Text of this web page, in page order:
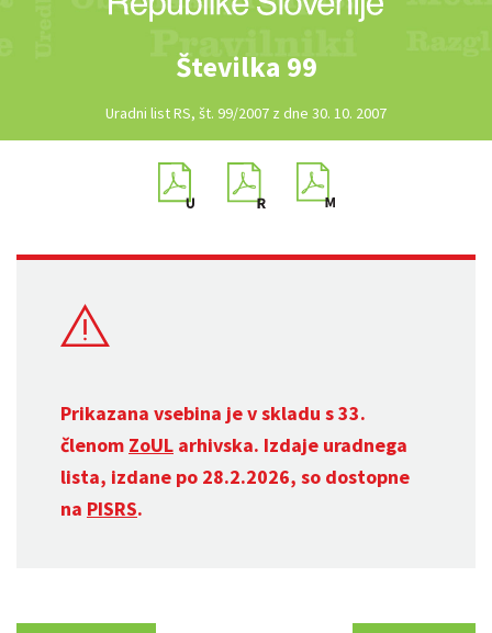
Številka 99
Uradni list RS, št. 99/2007 z dne 30. 10. 2007
Prikazana vsebina je v skladu s 33.
členom ZoUL arhivska. Izdaje uradnega
lista, izdane po 28.2.2026, so dostopne
na PISRS.